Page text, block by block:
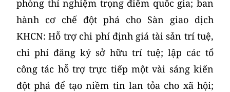
phòng thí nghiệm trọng điểm quốc gia; ban
hành cơ chế đột phá cho Sàn giao dịch
KHCN: Hỗ trợ chi phí định giá tài sản trí tuệ,
chi phí đăng ký sở hữu trí tuệ; lập các tổ
công tác hỗ trợ trực tiếp một vài sáng kiến
đột phá để tạo niềm tin lan tỏa cho xã hội;